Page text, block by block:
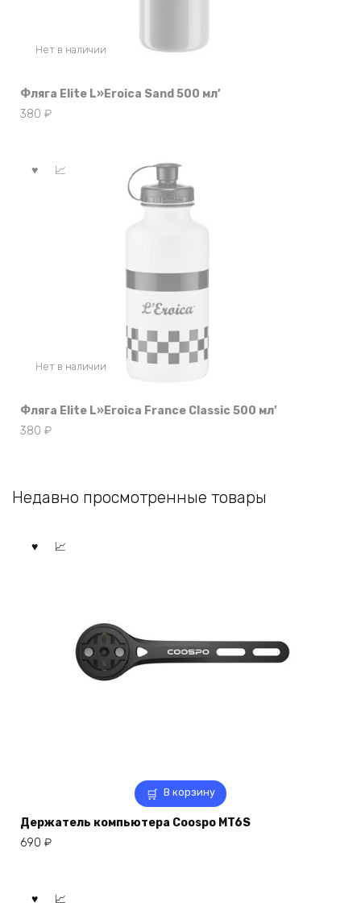
Нет в наличии
Фляга Elite L»Eroica Sand 500 мл’
380 ₽
Нет в наличии
Фляга Elite L»Eroica France Classic 500 мл’
380 ₽
Недавно просмотренные товары
В корзину
Держатель компьютера Coospo MT6S
690 ₽